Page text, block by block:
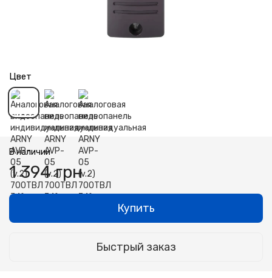
Цвет
В наличии
1 394 грн
Купить
Быстрый заказ